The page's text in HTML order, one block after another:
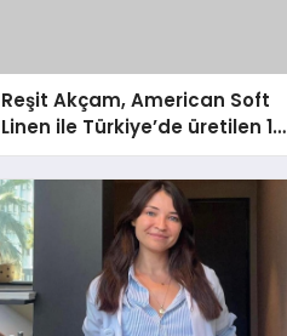
Reşit Akçam, American Soft
Linen ile Türkiye’de üretilen 10
milyon havluyu her yıl
Amerikalı tüketicilerle
buluşturuyor